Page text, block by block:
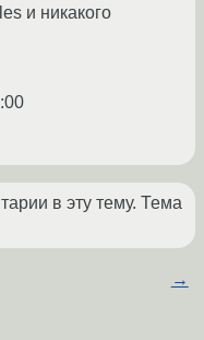
и никакого
в эту тему. Тема
→